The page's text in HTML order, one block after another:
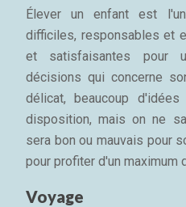
Élever un enfant est
difficiles, responsables et
et satisfaisantes pour
décisions qui concerne
délicat, beaucoup
disposition, mais on ne
sera bon ou mauvais pour
pour profiter d'un maximum
Voyage